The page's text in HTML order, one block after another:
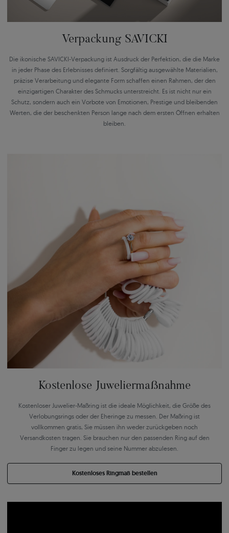
Verpackung SAVICKI
Die ikonische SAVICKI-Verpackung ist Ausdruck der Perfektion, die die Marke
in jeder Phase des Erlebnisses definiert. Sorgfältig ausgewählte Materialien,
präzise Verarbeitung und elegante Form schaffen einen Rahmen, der den
einzigartigen Charakter des Schmucks unterstreicht. Es ist nicht nur ein
Schutz, sondern auch ein Vorbote von Emotionen, Prestige und bleibenden
Werten, die der beschenkten Person lange nach dem ersten Öffnen erhalten
bleiben.
Kostenlose Juweliermaßnahme
Kostenloser Juwelier-Maßring ist die ideale Möglichkeit, die Größe des
Verlobungsrings oder der Eheringe zu messen. Der Maßring ist
vollkommen gratis, Sie müssen ihn weder zurückgeben noch
Versandkosten tragen. Sie brauchen nur den passenden Ring auf den
Finger zu legen und seine Nummer abzulesen.
Kostenloses Ringmaß bestellen